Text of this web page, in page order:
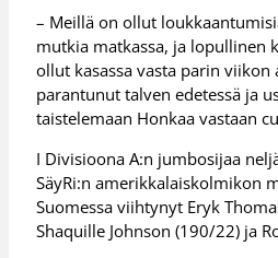
– Meillä on ollut
mutkia matkassa, ja lopullinen
ollut kasassa vasta parin viikon
parantunut talven edetessä ja
taistelemaan Honkaa vastaan
I Divisioona A:n jumbosijaa
SäyRi:n amerikkalaiskolmikon
Suomessa viihtynyt Eryk
Shaquille Johnson (190/22) ja